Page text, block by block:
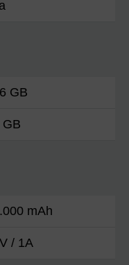
GB
GB
mAh
/ 1A